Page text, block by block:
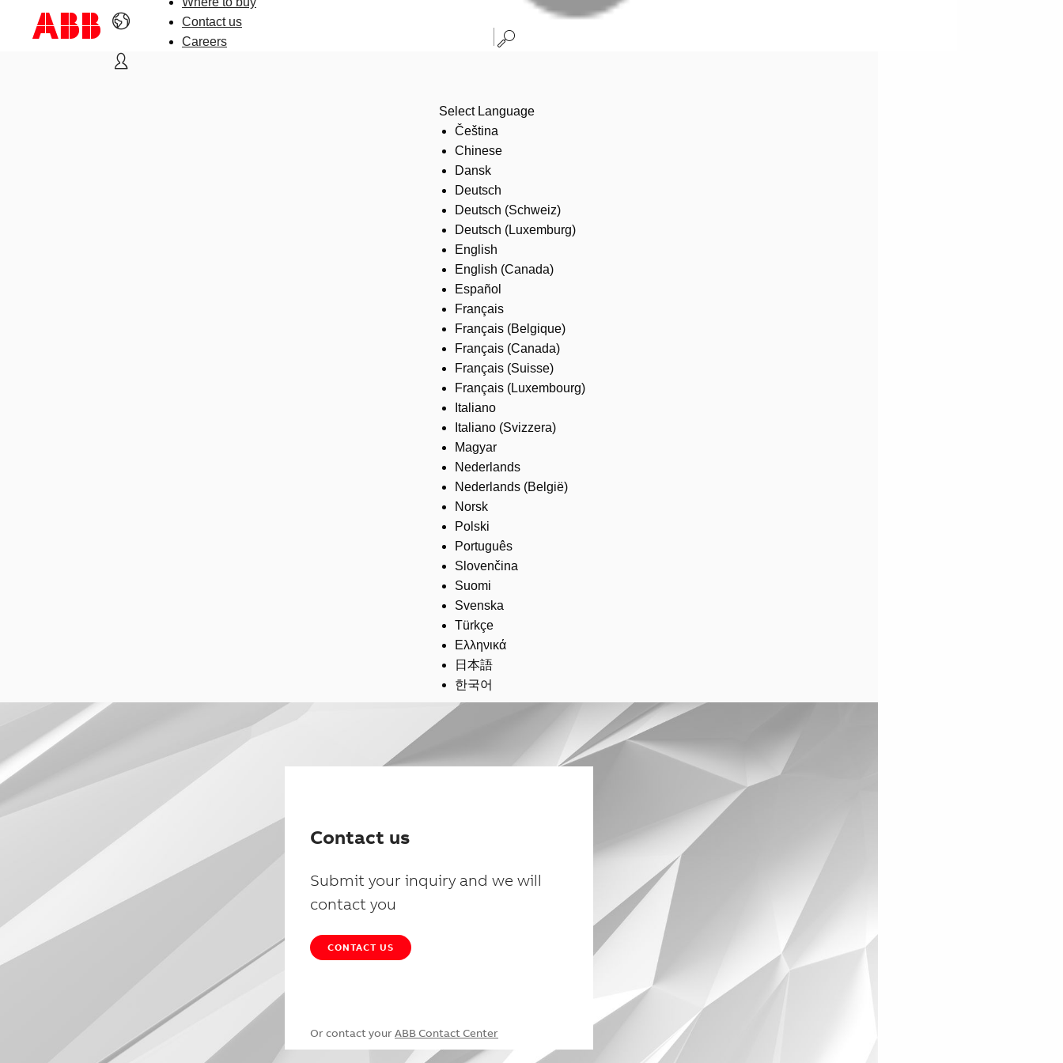
Contact us
Careers
Select Language
Čeština
Chinese
Dansk
Deutsch
Deutsch (Schweiz)
Deutsch (Luxemburg)
English
English (Canada)
Español
Français
Français (Belgique)
Français (Canada)
Français (Suisse)
Français (Luxembourg)
Italiano
Italiano (Svizzera)
Magyar
Nederlands
Nederlands (België)
Norsk
Polski
Português
Slovenčina
Suomi
Svenska
Türkçe
Ελληνικά
日本語
한국어
Contact us
Submit your inquiry and we will
contact you
CONTACT US
Or contact your ABB Contact Center